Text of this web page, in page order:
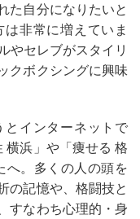
た自分になりたいと
非常に増えていま
やセレブがスタイリ
クボクシングに興味
とインターネットで
横浜」や「痩せる 格
へ。多くの人の頭を
の記憶や、格闘技と
すなわち心理的・身